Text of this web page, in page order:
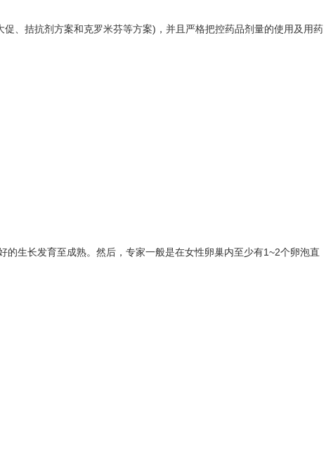
、拮抗剂方案和克罗米芬等方案)，并且严格把控药品剂量的使用及用药
生长发育至成熟。然后，专家一般是在女性卵巢内至少有1~2个卵泡直